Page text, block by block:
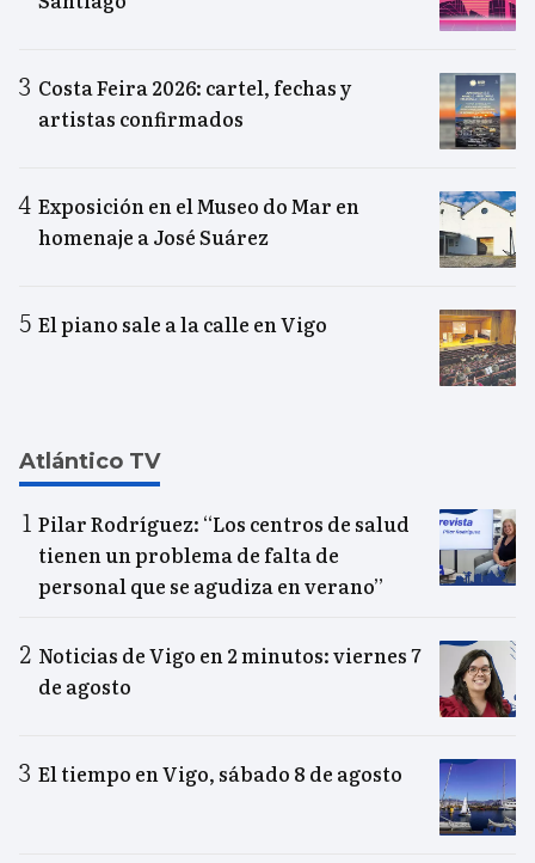
Costa Feira 2026: cartel, fechas y
artistas confirmados
Exposición en el Museo do Mar en
homenaje a José Suárez
El piano sale a la calle en Vigo
Atlántico TV
Pilar Rodríguez: “Los centros de salud
tienen un problema de falta de
personal que se agudiza en verano”
Noticias de Vigo en 2 minutos: viernes 7
de agosto
El tiempo en Vigo, sábado 8 de agosto